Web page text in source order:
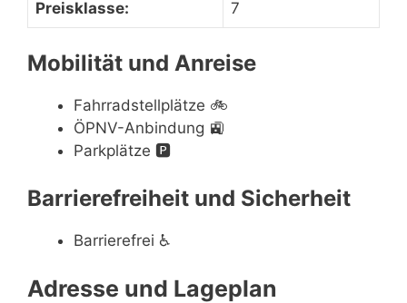
Preisklasse: 7
Mobilität und Anreise
Fahrradstellplätze 🚲
ÖPNV-Anbindung 🚉
Parkplätze 🅿️
Barrierefreiheit und Sicherheit
Barrierefrei ♿
Adresse und Lageplan